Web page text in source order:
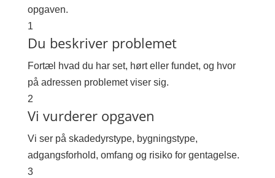
opgaven.
1
Du beskriver problemet
Fortæl hvad du har set, hørt eller fundet, og hvor
på adressen problemet viser sig.
2
Vi vurderer opgaven
Vi ser på skadedyrstype, bygningstype,
adgangsforhold, omfang og risiko for gentagelse.
3